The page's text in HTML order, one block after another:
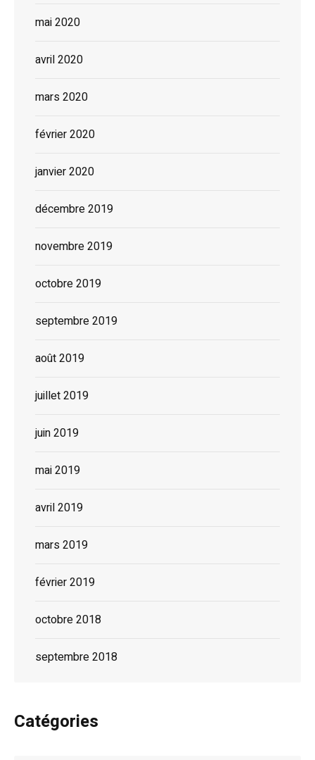
mai 2020
avril 2020
mars 2020
février 2020
janvier 2020
décembre 2019
novembre 2019
octobre 2019
septembre 2019
août 2019
juillet 2019
juin 2019
mai 2019
avril 2019
mars 2019
février 2019
octobre 2018
septembre 2018
Catégories